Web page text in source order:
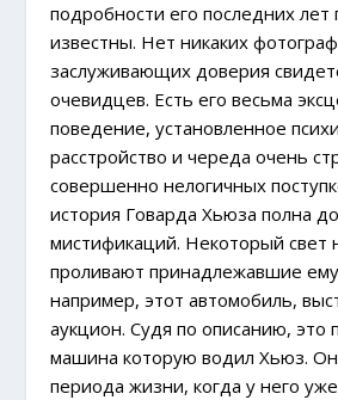
подробности его последних лет
известны. Нет никаких
заслуживающих доверия
очевидцев. Есть еговесьма
поведение, установленное
расстройство ичереда очень
совершенно нелогичных
история Говарда Хьюза полна
мистификаций. Некоторый свет
проливают принадлежавшие
например, этот автомобиль,
аукцион. Судя по описанию, это
машина которую водил Хьюз.
периода жизни, когда у него